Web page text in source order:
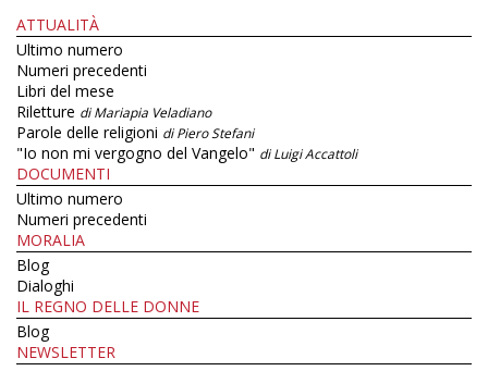
ATTUALITÀ
Ultimo numero
Numeri precedenti
Libri del mese
Riletture di Mariapia Veladiano
Parole delle religioni di Piero Stefani
"Io non mi vergogno del Vangelo" di Luigi Accattoli
DOCUMENTI
Ultimo numero
Numeri precedenti
MORALIA
Blog
Dialoghi
IL REGNO DELLE DONNE
Blog
NEWSLETTER